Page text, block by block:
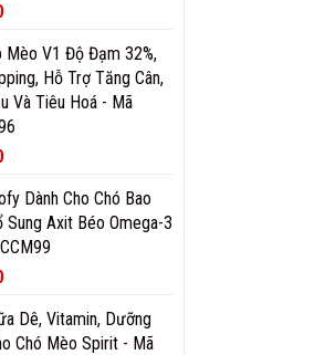
Mèo V1 Độ Đạm 32%,
Hỗ Trợ Tăng Cân,
Và Tiêu Hoá - Mã
Dành Cho Chó Bao
Sung Axit Béo Omega-3
Dê, Vitamin, Dưỡng
Chó Mèo Spirit - Mã